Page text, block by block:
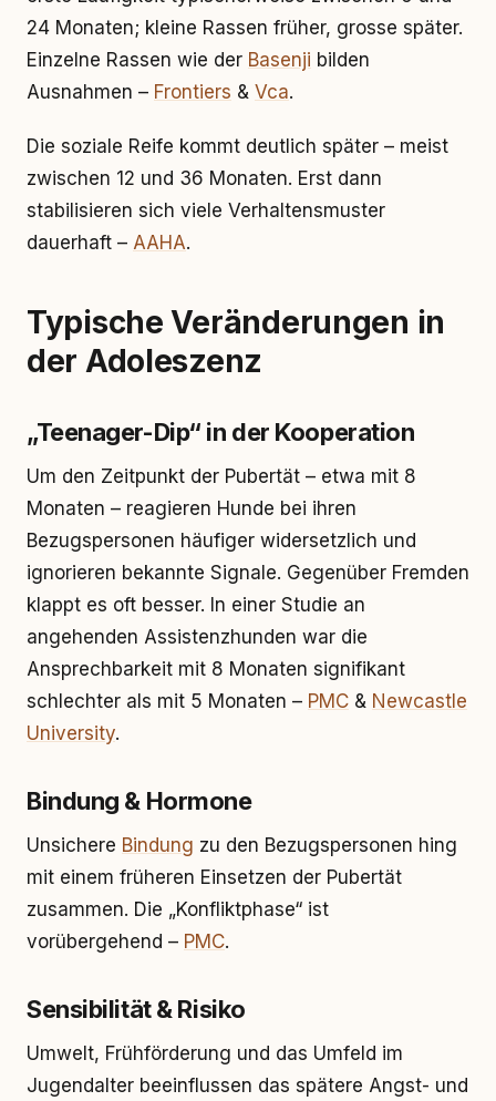
24 Monaten; kleine Rassen früher, grosse später.
Einzelne Rassen wie der Basenji bilden
Ausnahmen – Frontiers & Vca.
Die soziale Reife kommt deutlich später – meist
zwischen 12 und 36 Monaten. Erst dann
stabilisieren sich viele Verhaltensmuster
dauerhaft – AAHA.
Typische Veränderungen in
der Adoleszenz
„Teenager-Dip“ in der Kooperation
Um den Zeitpunkt der Pubertät – etwa mit 8
Monaten – reagieren Hunde bei ihren
Bezugspersonen häufiger widersetzlich und
ignorieren bekannte Signale. Gegenüber Fremden
klappt es oft besser. In einer Studie an
angehenden Assistenzhunden war die
Ansprechbarkeit mit 8 Monaten signifikant
schlechter als mit 5 Monaten – PMC & Newcastle
University.
Bindung & Hormone
Unsichere Bindung zu den Bezugspersonen hing
mit einem früheren Einsetzen der Pubertät
zusammen. Die „Konfliktphase“ ist
vorübergehend – PMC.
Sensibilität & Risiko
Umwelt, Frühförderung und das Umfeld im
Jugendalter beeinflussen das spätere Angst- und